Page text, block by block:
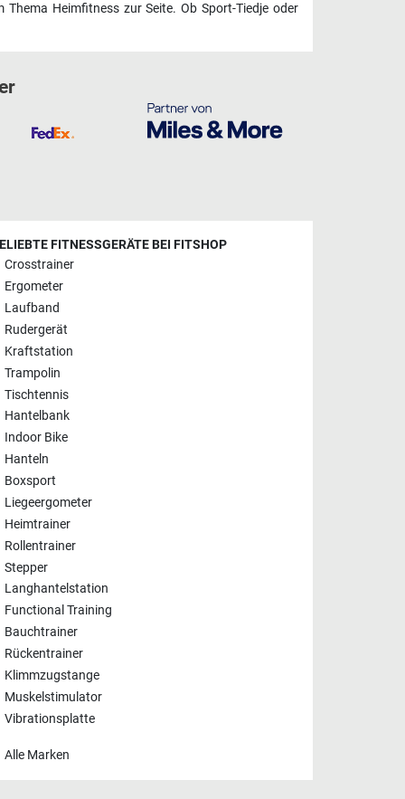
Heimfitness zur Seite. Ob Sport-Tiedje oder
FITNESSGERÄTE BEI FITSHOP
Crosstrainer
Ergometer
Laufband
Rudergerät
Kraftstation
Trampolin
Tischtennis
Hantelbank
Indoor Bike
Hanteln
Boxsport
Liegeergometer
Heimtrainer
Rollentrainer
Stepper
Langhantelstation
Functional Training
Bauchtrainer
Rückentrainer
Klimmzugstange
Muskelstimulator
Vibrationsplatte
Alle Marken